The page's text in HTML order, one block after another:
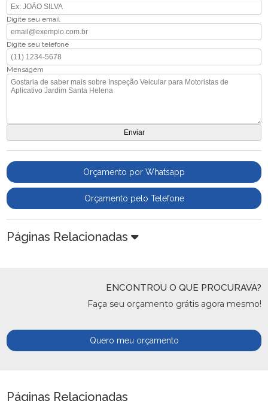
Digite seu email
Digite seu telefone
Mensagem
Orçamento por Whatsapp
Orçamento pelo Telefone
Páginas Relacionadas
ENCONTROU O QUE PROCURAVA?
Faça seu orçamento grátis agora mesmo!
Quero meu orçamento
Páginas Relacionadas